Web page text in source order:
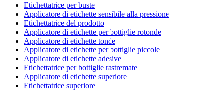
Etichettatrice per buste
Applicatore di etichette sensibile alla pressione
Etichettatrice del prodotto
Applicatore di etichette per bottiglie rotonde
Applicatore di etichette tonde
Applicatore di etichette per bottiglie piccole
Applicatore di etichette adesive
Etichettatrice per bottiglie rastremate
Applicatore di etichette superiore
Etichettatrice superiore